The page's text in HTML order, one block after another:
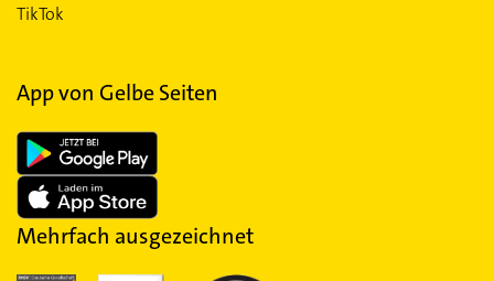
TikTok
App von Gelbe Seiten
Mehrfach ausgezeichnet